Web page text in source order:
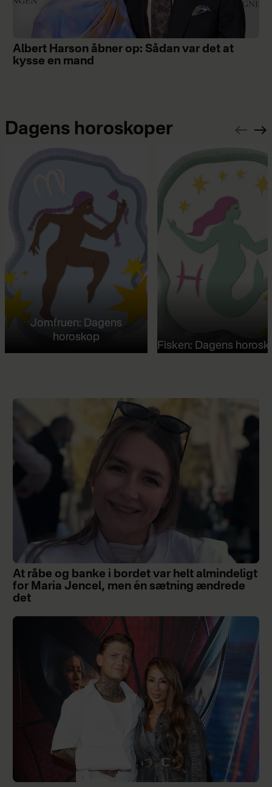
Albert Harson åbner op: Sådan var det at
kysse en mand
Dagens horoskoper
Jomfruen: Dagens
horoskop
Fisken: Dagens
At råbe og banke i bordet var helt almindeligt
for Maria Jencel, men én sætning ændrede
det